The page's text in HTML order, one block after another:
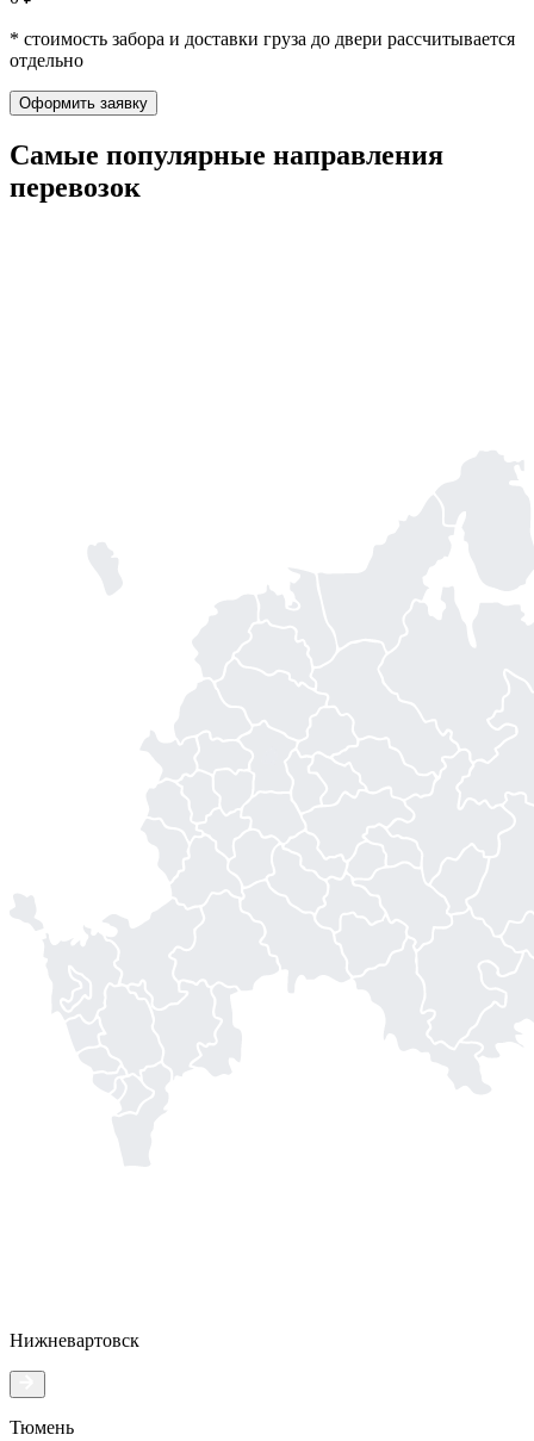
* стоимость забора и доставки груза до двери рассчитывается
отдельно
Оформить заявку
Самые популярные направления
перевозок
Нижневартовск
Тюмень